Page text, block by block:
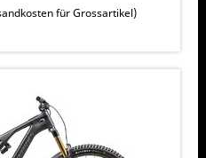
für Grossartikel)